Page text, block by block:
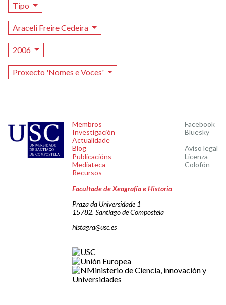
Tipo
Araceli Freire Cedeira
2006
Proxecto 'Nomes e Voces'
Membros
Investigación
Actualidade
Blog
Publicacións
Mediateca
Recursos
Facebook
Bluesky
Aviso legal
Licenza
Colofón
Facultade de Xeografía e Historia
Praza da Universidade 1
15782. Santiago de Compostela
histagra@usc.es